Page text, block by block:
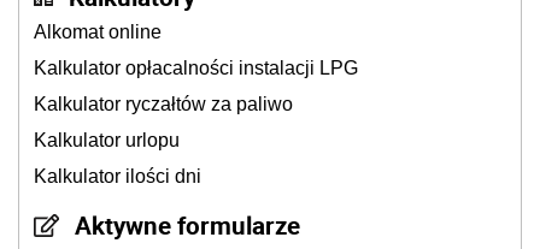
Alkomat online
Kalkulator opłacalności instalacji LPG
Kalkulator ryczałtów za paliwo
Kalkulator urlopu
Kalkulator ilości dni
Aktywne formularze